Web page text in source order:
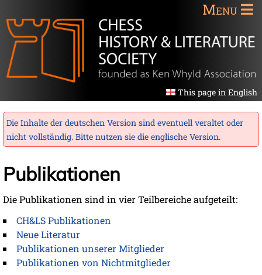
Menu
This page in English
Die Inhalte der deutschen Version sind eventuell veraltet oder
nicht vollständig. Bitte nutzen sie die englische Version.
Publikationen
Die Publikationen sind in vier Teilbereiche aufgeteilt:
CH&LS Publikationen
Neue Literatur
Publikationen unserer Mitglieder
Publikationen von Nichtmitglieder